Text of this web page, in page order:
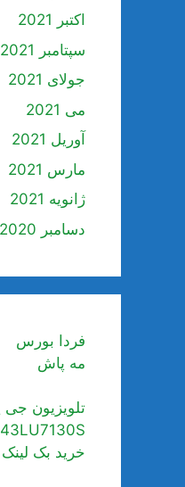
اکتبر 2021
سپتامبر 2021
جولای 2021
می 2021
آوریل 2021
مارس 2021
ژانویه 2021
دسامبر 2020
فردا بورس
مه پاش
43LU7130S
خرید بک لینک